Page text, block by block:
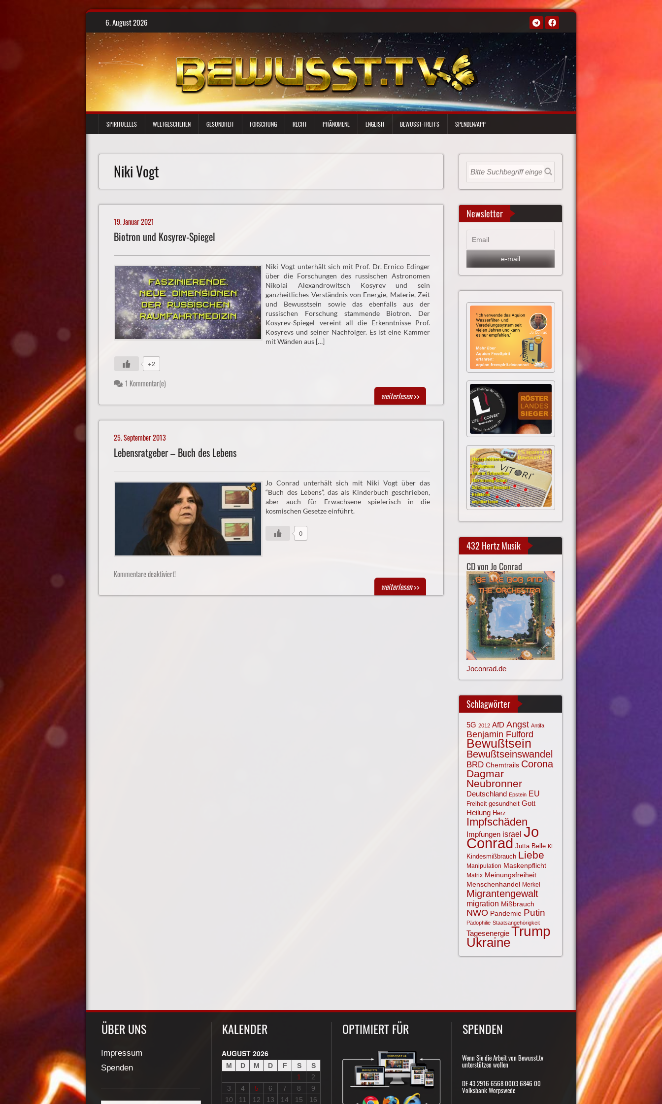
Skip
content
6. August 2026
SPIRITUELLES WELTGESCHEHEN GESUNDHEIT FORSCHUNG RECHT PHÄNOMENE ENGLISH BEWUSST-TREFFS SPENDEN/APP
Niki Vogt
19. Januar 2021
Biotron und Kosyrev-Spiegel
Niki Vogt unterhält sich mit Prof. Dr. Ernico Edinger
über die Forschungen des russischen Astronomen
Nikolai Alexandrowitsch Kosyrev und sein
ganzheitliches Verständnis von Energie, Materie, Zeit
und Bewusstsein sowie das ebenfalls aus der
russischen Forschung stammende Biotron. Der
Kosyrev-Spiegel vereint all die Erkenntnisse Prof.
Kosyrevs und seiner Nachfolger. Es ist eine Kammer
mit Wänden aus […]
+2
1 Kommentar(e)
weiterlesen>>
25. September 2013
Lebensratgeber – Buch des Lebens
Jo Conrad unterhält sich mit Niki Vogt über das
“Buch des Lebens”, das als Kinderbuch geschrieben,
aber auch für Erwachsene spielerisch in die
kosmischen Gesetze einführt.
0
Kommentare deaktiviert!
weiterlesen>>
Newsletter
432 Hertz Musik
CD von Jo Conrad
Joconrad.de
Schlagwörter
5G 2012 AfD Angst Antifa
Benjamin Fulford
Bewußtsein
Bewußtseinswandel
BRD Chemtrails Corona
Dagmar
Neubronner
Deutschland Epstein EU
Freiheit gesundheit Gott
Heilung Herz
Impfschäden
Impfungen israel Jo
Conrad Jutta Belle KI
Kindesmißbrauch Liebe
Manipulation Maskenpflicht
Matrix Meinungsfreiheit
Menschenhandel Merkel
Migrantengewalt
migration Mißbrauch
NWO Pandemie Putin
Pädophilie Staatsangehörigkeit
Tagesenergie Trump
Ukraine
ÜBER UNS
Impressum
Spenden
KALENDER
AUGUST 2026
M D M D F S
S
1
2
3
4 5 6 7 8
9
10
11 12 13 14 15 16
OPTIMIERT FÜR SPENDEN
Wenn Sie die Arbeit von Bewusst.tv
unterstützen wollen
DE 43 2916 6568 0003 6846 00
Volksbank Worpswede